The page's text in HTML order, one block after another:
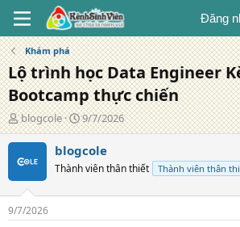
Đăng
Khám phá
Lộ trình học Data Engineer
Bootcamp thực chiến
T
á
c
g
ả
blogcole
N
g
à
đ
g
9/7/2026
blogcole
Thành viên thân thiết Thành viên thân
9/7/2026